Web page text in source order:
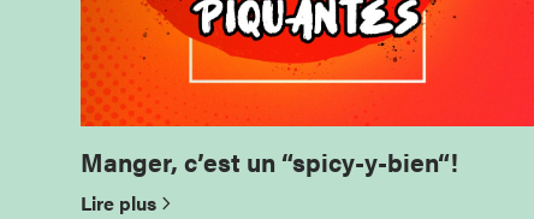
Manger, c’est un “spicy-y-bien“!
Lire plus